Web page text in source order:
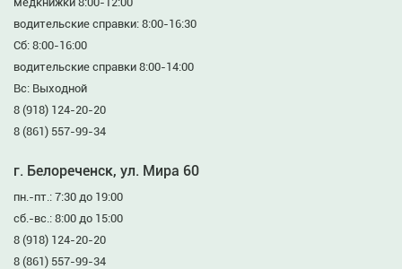
водительские справки: 8:00-16:30
Сб: 8:00-16:00
водительские справки 8:00-14:00
Вс: Выходной
8 (918) 124-20-20
8 (861) 557-99-34
г. Белореченск, ул. Мира 60
пн.-пт.: 7:30 до 19:00
сб.-вс.: 8:00 до 15:00
8 (918) 124-20-20
8 (861) 557-99-34